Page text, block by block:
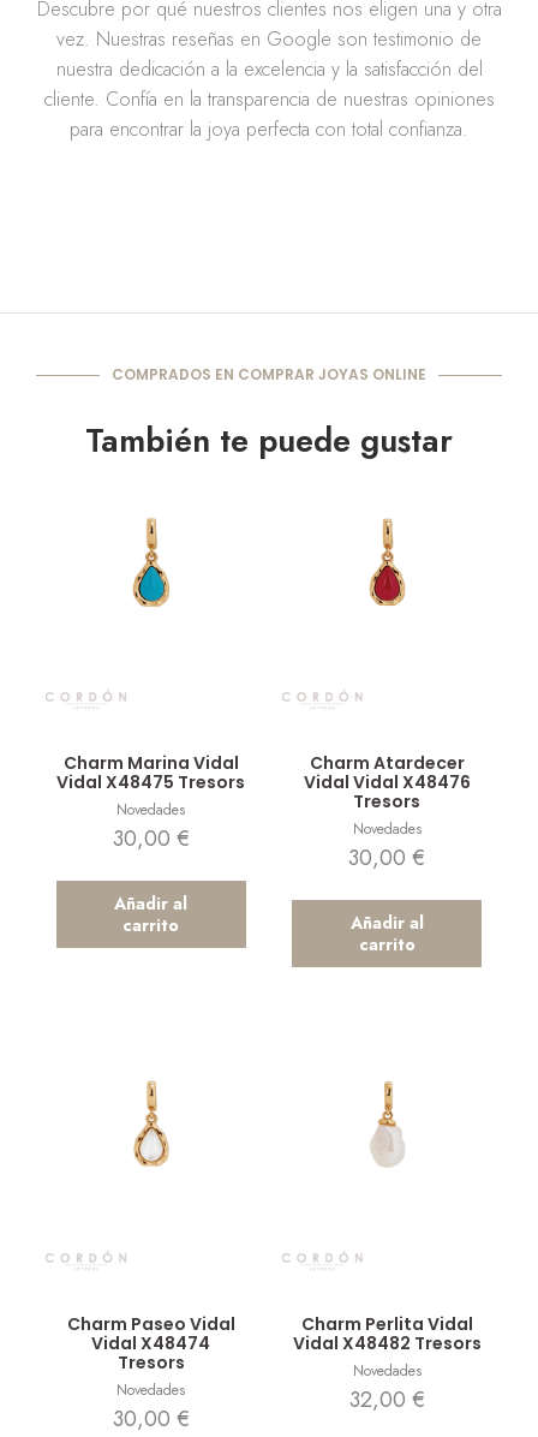
Descubre por qué nuestros clientes nos eligen una y otra
vez. Nuestras reseñas en Google son testimonio de
nuestra dedicación a la excelencia y la satisfacción del
cliente. Confía en la transparencia de nuestras opiniones
para encontrar la joya perfecta con total confianza.
COMPRADOS EN COMPRAR JOYAS ONLINE
También te puede gustar
Charm Marina Vidal
Vidal X48475 Tresors
Novedades
30,00 €
Añadir al
carrito
Charm Atardecer
Vidal Vidal X48476
Tresors
Novedades
30,00€
Añadir al
carrito
Charm Paseo Vidal
Vidal X48474
Tresors
Novedades
30,00 €
Charm Perlita Vidal
Vidal X48482 Tresors
Novedades
32,00 €